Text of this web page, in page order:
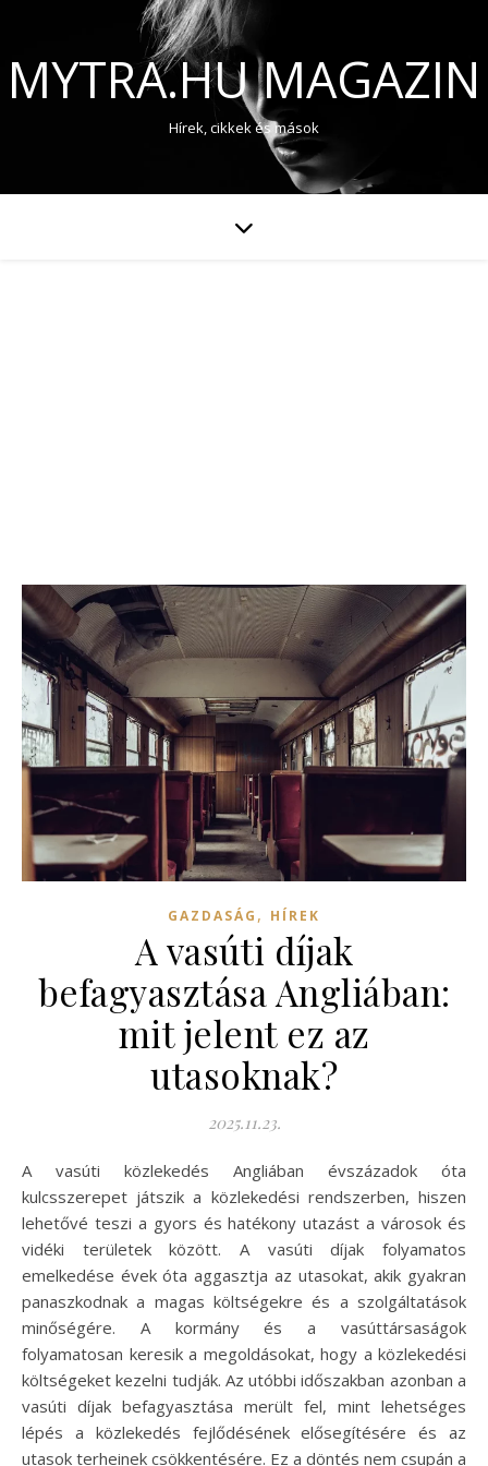
MYTRA.HU MAGAZIN
Hírek, cikkek és mások
GAZDASÁG , HÍREK
A vasúti díjak
befagyasztása Angliában:
mit jelent ez az
utasoknak?
2025.11.23.
A vasúti közlekedés Angliában évszázadok óta
kulcsszerepet játszik a közlekedési rendszerben, hiszen
lehetővé teszi a gyors és hatékony utazást a városok és
vidéki területek között. A vasúti díjak folyamatos
emelkedése évek óta aggasztja az utasokat, akik gyakran
panaszkodnak a magas költségekre és a szolgáltatások
minőségére. A kormány és a vasúttársaságok
folyamatosan keresik a megoldásokat, hogy a közlekedési
költségeket kezelni tudják. Az utóbbi időszakban azonban a
vasúti díjak befagyasztása merült fel, mint lehetséges
lépés a közlekedés fejlődésének elősegítésére és az
utasok terheinek csökkentésére. Ez a döntés nem csupán a